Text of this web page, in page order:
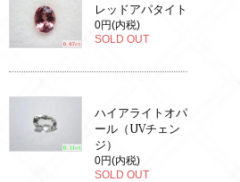
レッドアパタイト
0円(内税)
SOLD OUT
ハイアライトオパ
ール（UVチェン
ジ）
0円(内税)
SOLD OUT